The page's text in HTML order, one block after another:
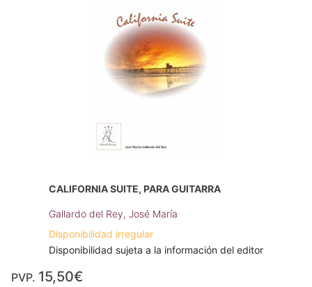
CALIFORNIA SUITE, PARA GUITARRA
Gallardo del Rey, José María
Disponibilidad irregular
Disponibilidad sujeta a la información del editor
PVP. 15,50€